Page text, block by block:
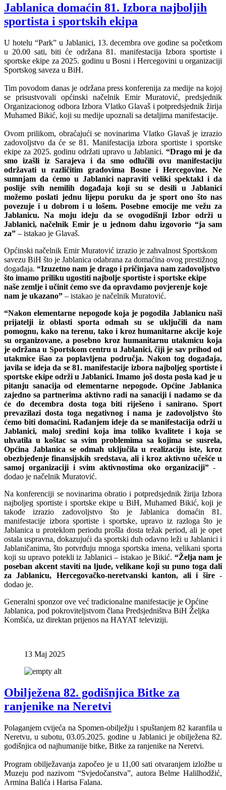
Jablanica domaćin 81. Izbora najboljih
sportista i sportskih ekipa
U hotelu “Park” u Jablanici, 13. decembra ove godine sa početkom
u 20.00 sati, biti će održana 81. manifestacija Izbora sportiste i
sportske ekipe za 2025. godinu u Bosni i Hercegovini u organizaciji
Sportskog saveza u BiH.
Tim povodom danas je održana press konferenija za medije na kojoj
se prisustvovali općinski načelnik Emir Muratović, predsjednik
Organizacionog odbora Izbora Vlatko Glavaš i potpredsjednik žirija
Muhamed Bikić, koji su medije upoznali sa detaljima manifestacije.
Ovom prilikom, obraćajući se novinarima Vlatko Glavaš je izrazio
zadovoljstvo da će se 81. Manifestacija izbora sportiste i sportske
ekipe za 2025. godinu održati upravo u Jablanici. “Drago mi je da
smo izašli iz Sarajeva i da smo odlučili ovu manifestaciju
održavati u različitim gradovima Bosne i Hercegovine. Ne
sumnjam da ćemo u Jablanici napraviti veliki spektakl i da
poslije svih nemilih događaja koji su se desili u Jablanici
možemo poslati jednu lijepu poruku da je sport ono što nas
povezuje i u dobrom i u lošem. Posebne emocije me vežu za
Jablanicu. Na moju ideju da se ovogodišnji Izbor održi u
Jablanici, načelnik Emir je u jednom dahu izgovorio “ja sam
za” – istakao je Glavaš.
Općinski načelnik Emir Muratović izrazio je zahvalnost Sportskom
savezu BiH što je Jablanica odabrana za domaćina ovog prestižnog
događaja. “Izuzetno nam je drago i pričinjava nam zadovoljstvo
što imamo priliku ugostiti najbolje sportiste i sportske ekipe
naše zemlje i učinit ćemo sve da opravdamo povjerenje koje
nam je ukazano” – istakao je načelnik Muratović.
“Nakon elementarne nepogode koja je pogodila Jablanicu naši
prijatelji iz oblasti sporta odmah su se uključili da nam
pomognu, kako na terenu, tako i kroz humanitarne akcije koje
su organizovane, a posebno kroz humanitarnu utakmicu koja
je održana u Sportskom centru u Jablanici, čiji je sav prihod od
utakmice išao za poplavljena područja. Nakon tog događaja,
javila se ideja da se 81. manifestacije izbora najboljeg sportiste i
sportske ekipe održi u Jablanici. Imamo još dosta posla kad je u
pitanju sanacija od elementarne nepogode. Općine Jablanica
zajedno sa partnerima aktivno radi na sanaciji i nadamo se da
će do decembra dosta toga biti riješeno i sanirano. Sport
prevazilazi dosta toga negativnog i nama je zadovoljstvo što
ćemo biti domaćini. Rađanjem ideje da se manifestacija održi u
Jablanici, maloj sredini koja ima toliko kvalitete i koja se
uhvatila u koštac sa svim problemima sa kojima se susrela,
Općina Jablanica se odmah uključila u realizaciju iste, kroz
obezbjeđenje finansijskih sredstava, ali i kroz aktivno učešće u
samoj organizaciji i svim aktivnostima oko organizaciji”-
dodao je načelnik Muratović.
Na konferenciji se novinarima obratio i potpredsjednik žirija Izbora
najboljeg sportiste i sportske ekipe u BiH, Muhamed Bikić, koji je
takođe izrazio zadovoljstvo što je Jablanica domaćin 81.
manifestacije izbora sportiste i sportske, upravo iz razloga što je
Jablanica u proteklom periodu prošla dosta težak period, ali je opet
ostala uspravna, dokazujući da sportski duh odavno leži u Jablanici i
Jablaničanima, što potvrđuju mnoga sportska imena, velikani sporta
koji su upravo potekli iz Jablanici – istakao je Bikić. “Želja nam je
poseban akcent staviti na ljude, velikane koji su puno toga dali
za Jablanicu, Hercegovačko-neretvanski kanton, ali i šire -
dodao je.
Generalni sponzor ove već tradicionalne manifestacije je Općine
Jablanica, pod pokroviteljstvom člana Predsjedništva BiH Željka
Komšića, uz direktan prijenos na HAYAT televiziji.
13 Maj 2025
Obilježena 82. godišnjica Bitke za
ranjenike na Neretvi
Polaganjem cvijeća na Spomen-obilježju i spuštanjem 82 karanfila u
Neretvu, u subotu, 03.05.2025. godine u Jablanici je obilježena 82.
godišnjica od najhumanije bitke, Bitke za ranjenike na Neretvi.
Program obilježavanja započeo je u 11,00 sati otvaranjem izložbe u
Muzeju pod nazivom “Svjedočanstva”, autora Belme Halilhodžić,
Armina Balića i Harisa Falana.